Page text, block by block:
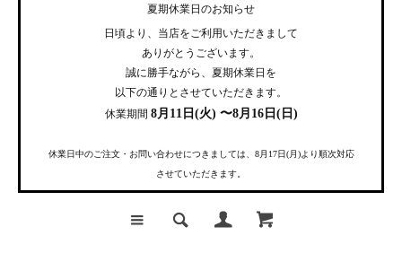
夏期休業日のお知らせ
日頃より、当店をご利用いただきまして
ありがとうございます。
誠に勝手ながら、夏期休業日を
以下の通りとさせていただきます。
休業期間 8月11日(火) 〜8月16日(日)
休業日中のご注文・お問い合わせにつきましては、8月17日(月)より順次対応
させていただきます。